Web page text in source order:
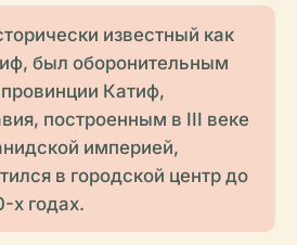
известный как
был оборонительным
Катиф,
построенным в III веке
империей,
в городской центр до
х годах.